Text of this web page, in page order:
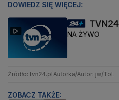
DOWIEDZ SIĘ WIĘCEJ:
TVN24
NA ŻYWO
Źródło: tvn24.plAutorka/Autor: jw/ToL
ZOBACZ TAKŻE: